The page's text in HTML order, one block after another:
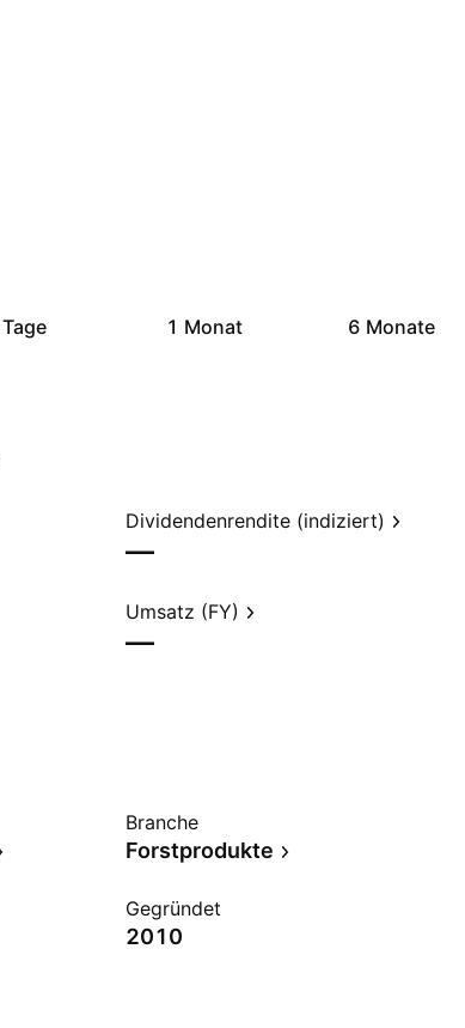
1 Monat 6 Monate
Dividendenrendite (indiziert)
—
Umsatz (FY)
—
Branche
Forstprodukte
Gegründet
2010